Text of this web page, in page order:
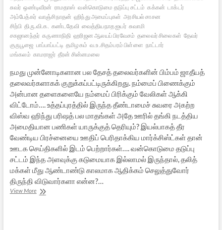
சுவர் ஒண்டிவீரன் ராமதாஸ் வன்கொடுமை தடுப்பு சட்டம் கக்கன் டாக்டர்
அம்பேத்கர் வாஞ்சிநாதன் ஹிந்து அமைப்புகள் அரசியல் சாசன
சிற்பி திரு.வி.க. கண்டதேவி வைத்தியநாத ஐயர் சுவாமி
சகஜானந்தர் கருணாநிதி ஹரிஜன ஆலயப் பிரவேசம் தலைவர் சிலைகள் தேவர்
குருபூஜை பாப்பாப்பட்டி தமிழகம் வ.உ.சிதம்பரம் பிள்ளை நாட்டார்
மங்கலம் காமராஜர் தீரன் சின்னமலை
நமது முன்னோடிகளான பல தேசத் தலைவர்களின் பிம்பம் ஜாதீயத்
தலைவர்களாகக் குறுக்கப்பட்டிருக்கிறது. நம்மைப் பிணைக்கும்
அன்பான தளைகளையே நம்மைப் பிரிக்கும் வேலிகள் ஆக்கி
விட்டோம்…. உத்தப்புரத்தில் இருந்த தீண்டாமைச் சுவரை அகற்ற
விஸ்வ ஹிந்து பரிஷத் பல மாதங்கள் அதே ஊரில் தங்கி நடத்திய
அமைதியான பணிகள் யாருக்குத் தெரியும்? இயல்பாகத் தீர
வேண்டிய பிரச்னையை ஊதிப் பெரிதாக்கிய மார்க்சிஸ்ட்கள் தான்
ஊடக செய்திகளில் இடம் பெற்றார்கள்…. வன்கொடுமை தடுப்பு
சட்டம் இந்த அளவுக்கு கடுமையாக இல்லாமல் இருந்தால், தலித்
மக்கள் மீது ஆண்டாண்டு காலமாக ஆதிக்கம் செலுத்துவோர்
திருந்தி விடுவார்களா என்ன?…
View Moreஜாதி